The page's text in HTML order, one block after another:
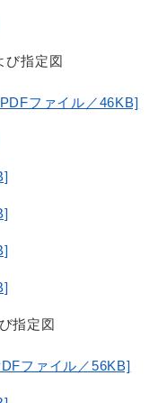
指定図
ファイル／46KB]
指定図
ファイル／56KB]